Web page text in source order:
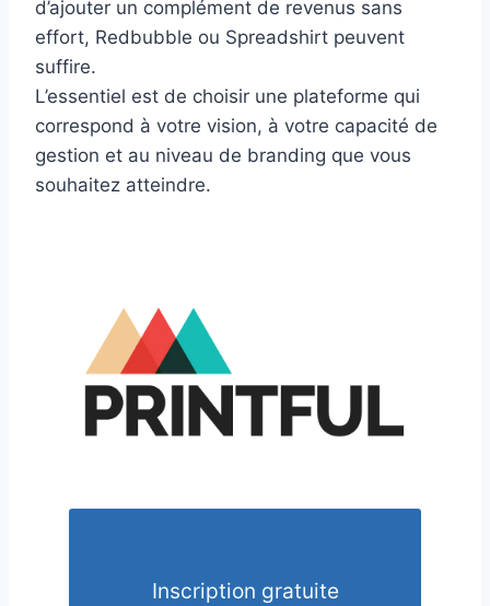
d’ajouter un complément de revenus sans
effort, Redbubble ou Spreadshirt peuvent
suffire.
L’essentiel est de choisir une plateforme qui
correspond à votre vision, à votre capacité de
gestion et au niveau de branding que vous
souhaitez atteindre.
Inscription gratuite